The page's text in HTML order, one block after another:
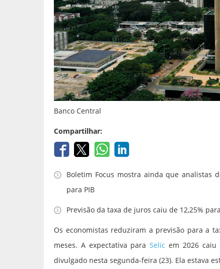
Banco Central
Compartilhar:
Boletim Focus mostra ainda que analistas
para PIB
Previsão da taxa de juros caiu de 12,25%
Os economistas reduziram a previsão para a
meses. A expectativa paraSelic em 2026 caiu
divulgado nesta segunda-feira (23). Ela estava